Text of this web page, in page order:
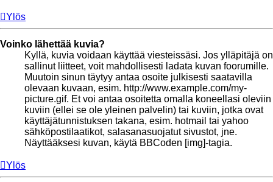
Ylös
Voinko lähettää kuvia?
Kyllä, kuvia voidaan käyttää viesteissäsi. Jos ylläpitäjä on
sallinut liitteet, voit mahdollisesti ladata kuvan foorumille.
Muutoin sinun täytyy antaa osoite julkisesti saatavilla
olevaan kuvaan, esim. http://www.example.com/my-
picture.gif. Et voi antaa osoitetta omalla koneellasi oleviin
kuviin (ellei se ole yleinen palvelin) tai kuviin, jotka ovat
käyttäjätunnistuksen takana, esim. hotmail tai yahoo
sähköpostilaatikot, salasanasuojatut sivustot, jne.
Näyttääksesi kuvan, käytä BBCoden [img]-tagia.
Ylös